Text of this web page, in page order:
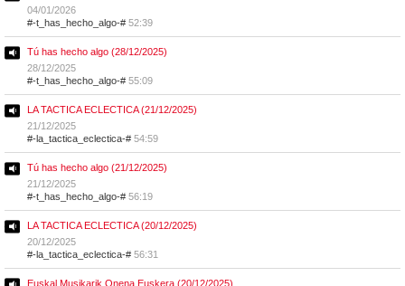
04/01/2026
#-t_has_hecho_algo-# 52:39
Tú has hecho algo (28/12/2025)
28/12/2025
#-t_has_hecho_algo-# 55:09
LA TACTICA ECLECTICA (21/12/2025)
21/12/2025
#-la_tactica_eclectica-# 54:59
Tú has hecho algo (21/12/2025)
21/12/2025
#-t_has_hecho_algo-# 56:19
LA TACTICA ECLECTICA (20/12/2025)
20/12/2025
#-la_tactica_eclectica-# 56:31
Euskal Musikarik Onena Euskera (20/12/2025)